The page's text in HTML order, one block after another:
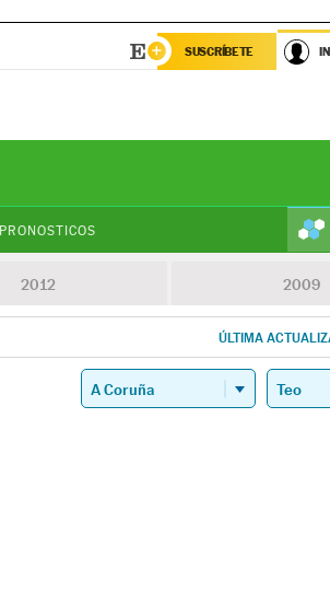
SUSCRÍBETE
PRONOSTICOS
2012 2009
ÚLTIMA